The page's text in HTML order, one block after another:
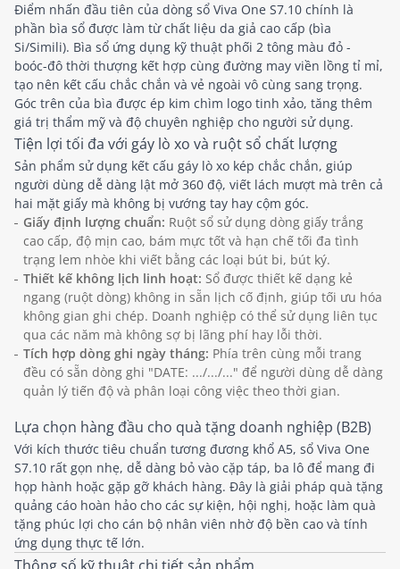
Điểm nhấn đầu tiên của dòng sổ Viva One S7.10 chính là
phần bìa sổ được làm từ chất liệu da giả cao cấp (bìa
Si/Simili). Bìa sổ ứng dụng kỹ thuật phối 2 tông màu đỏ -
boóc-đô thời thượng kết hợp cùng đường may viền lồng tỉ mỉ,
tạo nên kết cấu chắc chắn và vẻ ngoài vô cùng sang trọng.
Góc trên của bìa được ép kim chìm logo tinh xảo, tăng thêm
giá trị thẩm mỹ và độ chuyên nghiệp cho người sử dụng.
Tiện lợi tối đa với gáy lò xo và ruột sổ chất lượng
Sản phẩm sử dụng kết cấu gáy lò xo kép chắc chắn, giúp
người dùng dễ dàng lật mở 360 độ, viết lách mượt mà trên cả
hai mặt giấy mà không bị vướng tay hay cộm góc.
Giấy định lượng chuẩn: Ruột sổ sử dụng dòng giấy trắng
cao cấp, độ mịn cao, bám mực tốt và hạn chế tối đa tình
trạng lem nhòe khi viết bằng các loại bút bi, bút ký.
Thiết kế không lịch linh hoạt: Sổ được thiết kế dạng kẻ
ngang (ruột dòng) không in sẵn lịch cố định, giúp tối ưu hóa
không gian ghi chép. Doanh nghiệp có thể sử dụng liên tục
qua các năm mà không sợ bị lãng phí hay lỗi thời.
Tích hợp dòng ghi ngày tháng: Phía trên cùng mỗi trang
đều có sẵn dòng ghi "DATE: .../.../..." để người dùng dễ dàng
quản lý tiến độ và phân loại công việc theo thời gian.
Lựa chọn hàng đầu cho quà tặng doanh nghiệp (B2B)
Với kích thước tiêu chuẩn tương đương khổ A5, sổ Viva One
S7.10 rất gọn nhẹ, dễ dàng bỏ vào cặp táp, ba lô để mang đi
họp hành hoặc gặp gỡ khách hàng. Đây là giải pháp quà tặng
quảng cáo hoàn hảo cho các sự kiện, hội nghị, hoặc làm quà
tặng phúc lợi cho cán bộ nhân viên nhờ độ bền cao và tính
ứng dụng thực tế lớn.